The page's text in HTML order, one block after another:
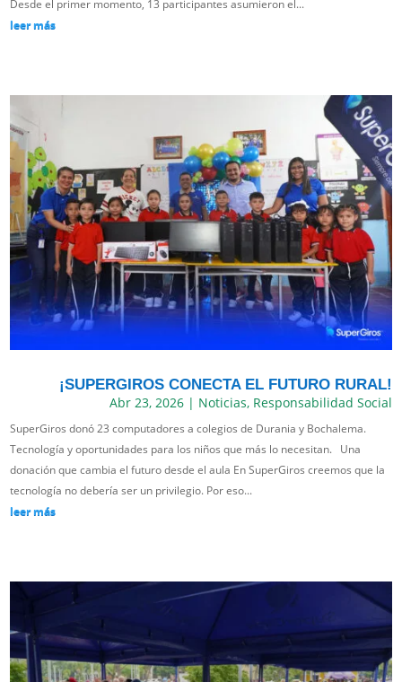
Desde el primer momento, 13 participantes asumieron el...
leer más
¡SUPERGIROS CONECTA EL FUTURO RURAL!
Abr 23, 2026| Noticias, Responsabilidad Social
SuperGiros donó 23 computadores a colegios de Durania y Bochalema.
Tecnología y oportunidades para los niños que más lo necesitan. Una
donación que cambia el futuro desde el aula En SuperGiros creemos que la
tecnología no debería ser un privilegio. Por eso...
leer más